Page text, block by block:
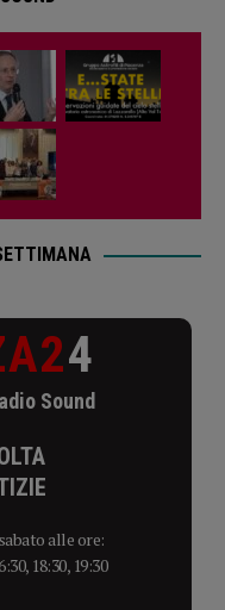
4
Sound
alle ore:
18:30, 19:30